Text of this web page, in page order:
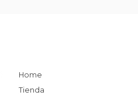
Home
Tienda